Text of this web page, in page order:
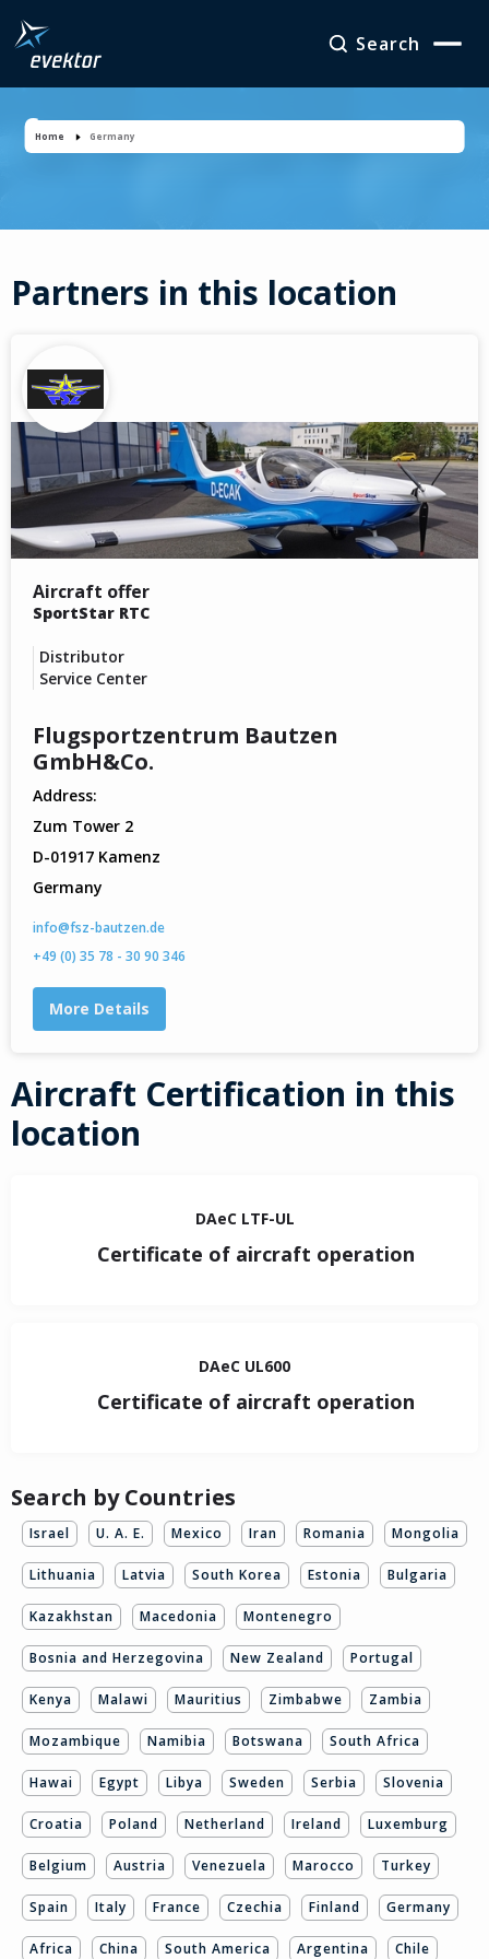
Search
Germany
Home Germany
Partners in this location
Aircraft offer
SportStar RTC
Distributor
Service Center
Flugsportzentrum Bautzen
GmbH&Co.
Address:
Zum Tower 2
D-01917 Kamenz
Germany
info@fsz-bautzen.de
+49 (0) 35 78 - 30 90 346
More Details
Aircraft Certification in this
location
DAeC LTF-UL
Certificate of aircraft operation
DAeC UL600
Certificate of aircraft operation
Search by Countries
Israel U. A. E. Mexico Iran Romania Mongolia
Lithuania Latvia South Korea Estonia Bulgaria
Kazakhstan Macedonia Montenegro
Bosnia and Herzegovina New Zealand Portugal
Kenya Malawi Mauritius Zimbabwe Zambia
Mozambique Namibia Botswana South Africa
Hawai Egypt Libya Sweden Serbia Slovenia
Croatia Poland Netherland Ireland Luxemburg
Belgium Austria Venezuela Marocco Turkey
Spain Italy France Czechia Finland Germany
Africa China South America Argentina Chile